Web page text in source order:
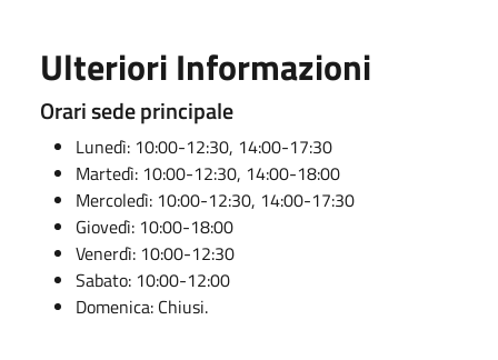
Ulteriori Informazioni
Orari sede principale
Lunedì: 10:00-12:30, 14:00-17:30
Martedì: 10:00-12:30, 14:00-18:00
Mercoledì: 10:00-12:30, 14:00-17:30
Giovedì: 10:00-18:00
Venerdì: 10:00-12:30
Sabato: 10:00-12:00
Domenica: Chiusi.